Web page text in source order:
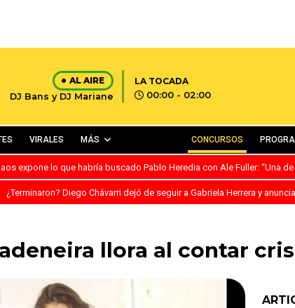
AL AIRE
DJ Bans y DJ Mariane
LA TOCADA
00:00 - 02:00
VIRALES MÁS CONCURSOS
expone lo que habría buscado Pablo Heredia con Ale Fuller: “Una
¿Terminaron? Diego Chávarri dejó de seguir a Gabriela Herrera y
llora al contar